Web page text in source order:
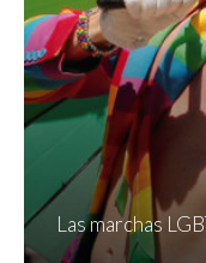
Las marchas